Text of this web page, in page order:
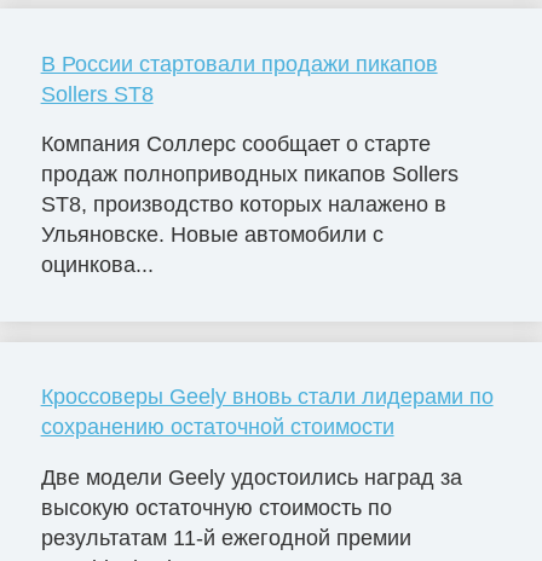
В России стартовали продажи пикапов
Sollers ST8
Компания Соллерс сообщает о старте
продаж полноприводных пикапов Sollers
ST8, производство которых налажено в
Ульяновске. Новые автомобили с
оцинкова...
Кроссоверы Geely вновь стали лидерами по
сохранению остаточной стоимости
Две модели Geely удостоились наград за
высокую остаточную стоимость по
результатам 11-й ежегодной премии